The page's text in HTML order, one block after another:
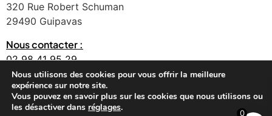
320 Rue Robert Schuman
29490 Guipavas
Nous contacter :
02 98 41 95 29
contact@allray.bzh
Nous utilisons des cookies pour vous offrir la meilleure
expérience sur notre site.
Vous pouvez en savoir plus sur les cookies que nous utilisons ou
les désactiver dans réglages. 0